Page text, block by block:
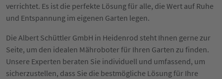
verrichtet. Es ist die perfekte Lösung für alle, die Wert auf Ruhe
und Entspannung im eigenen Garten legen.
Die Albert Schüttler GmbH in Heidenrod steht Ihnen gerne zur
Seite, um den idealen Mähroboter für Ihren Garten zu finden.
Unsere Experten beraten Sie individuell und umfassend, um
sicherzustellen, dass Sie die bestmögliche Lösung für Ihre